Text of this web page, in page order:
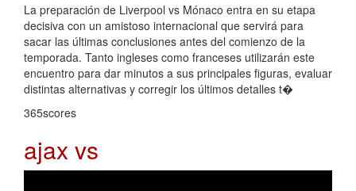
La preparación de Liverpool vs Mónaco entra en su etapa
decisiva con un amistoso internacional que servirá para
sacar las últimas conclusiones antes del comienzo de la
temporada. Tanto ingleses como franceses utilizarán este
encuentro para dar minutos a sus principales figuras, evaluar
distintas alternativas y corregir los últimos detalles t�
365scores
ajax vs